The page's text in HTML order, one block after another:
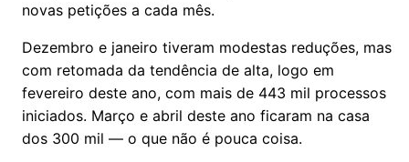
novas petições a cada mês.
Dezembro e janeiro tiveram modestas reduções, mas
com retomada da tendência de alta, logo em
fevereiro deste ano, com mais de 443 mil processos
iniciados. Março e abril deste ano ficaram na casa
dos 300 mil — o que não é pouca coisa.